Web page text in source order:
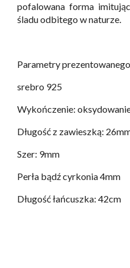
pofalowana forma
śladu odbitego w naturze.
Parametry
srebro 925
Wykończenie:
Długość z zawieszką:
Szer: 9mm
Perła bądź cyrkonia 4mm
Długość łańcuszka: 42cm